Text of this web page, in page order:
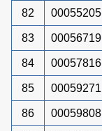
82 00055205
83 00056719
84 00057816
85 00059271
86 00059808